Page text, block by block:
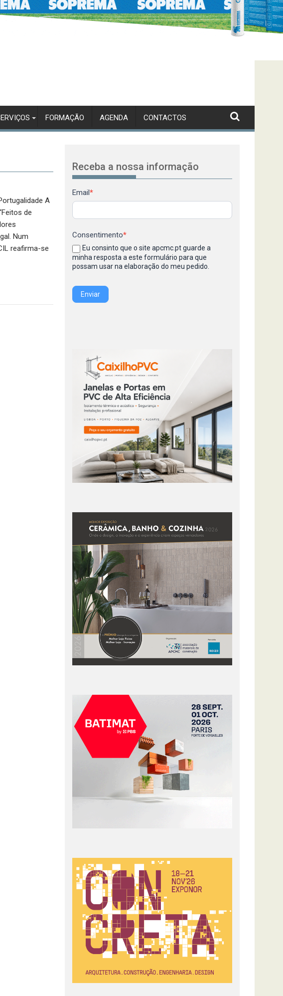
FORMAÇÃO AGENDA CONTACTOS
A
de
Num
reafirma-se
Receba a nossa informação
Newsletter
Email *
Consentimento*
Eu consinto que o site apcmc.pt guarde a
minha resposta a este formulário para que
possam usar na elaboração do meu pedido.
Enviar